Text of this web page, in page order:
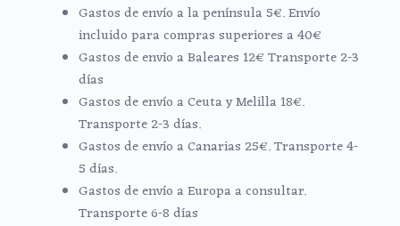
Gastos de envío a la península 5€. Envío
incluido para compras superiores a 40€
Gastos de envío a Baleares 12€ Transporte 2-3
días
Gastos de envío a Ceuta y Melilla 18€.
Transporte 2-3 días.
Gastos de envío a Canarias 25€. Transporte 4-
5 días.
Gastos de envío a Europa a consultar.
Transporte 6-8 días